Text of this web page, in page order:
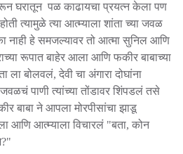
घरातून पळ काढायचा प्रयत्न केला पण
त्यामुळे त्या आत्म्याला शांता च्या जवळ
नाही हे समजल्यावर तो आत्मा सुनिल आणि
रूपात बाहेर आला आणि फकीर बाबाच्या
ला बोलवलं, देवी चा अंगारा दोघांना
पाणी त्यांच्या तोंडावर शिंपडलं तसे
बाबा ने आपला मोरपीसांचा झाडू
आणि आत्म्याला विचारलं "बता, कोन